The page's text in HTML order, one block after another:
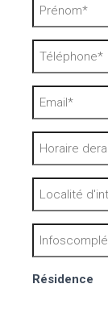
Résidence